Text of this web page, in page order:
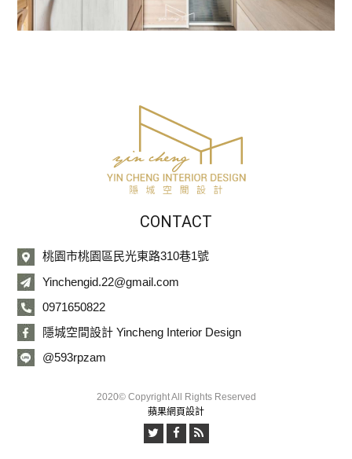
CONTACT
桃園市桃園區民光東路310巷1號
Yinchengid.22@gmail.com
0971650822
隱城空間設計 Yincheng Interior Design
@593rpzam
2020© Copyright All Rights Reserved
蘋果網頁設計